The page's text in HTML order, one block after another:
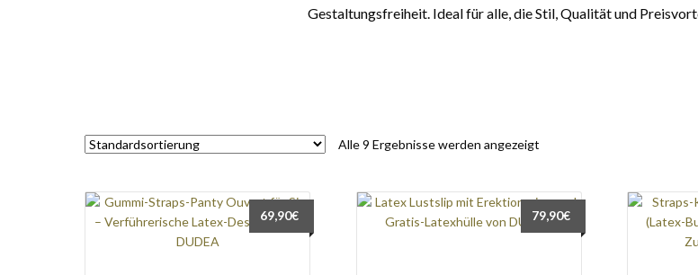
Gestaltungsfreiheit. Ideal für alle, die Stil, Qualität und
Alle 9 Ergebnisse werden angezeigt
69,90€ 79,90€